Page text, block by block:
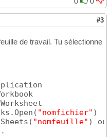
#3
de travail. Tu sélectionne
( "nomfichier" )
( "nomfeuille" ) ou